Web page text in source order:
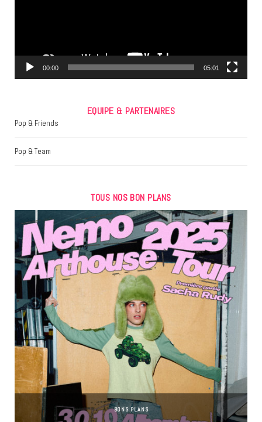
m
00:00 05:01
EQUIPE & PARTENAIRES
Pop & Friends
Pop & Team
TOUS NOS BON PLANS
BONS PLANS